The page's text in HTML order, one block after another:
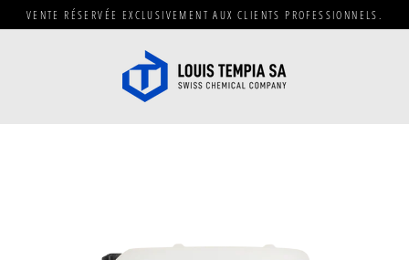
Passer
au
VENTE RÉSERVÉE EXCLUSIVEMENT AUX CLIENTS PROFESSIONNELS.